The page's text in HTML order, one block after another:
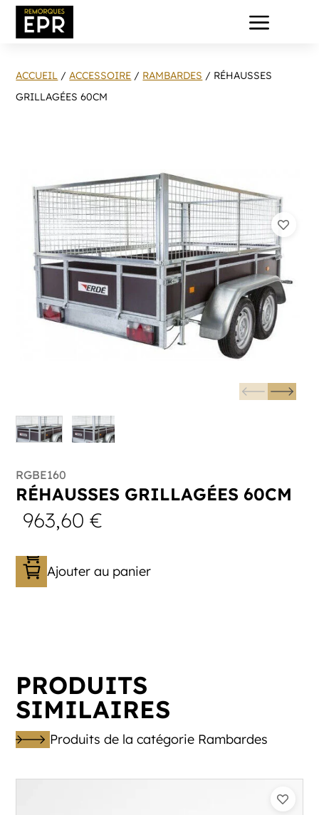
a
ACCUEIL /ACCESSOIRE / RAMBARDES / RÉHAUSSES
GRILLAGÉES 60CM
RGBE160
RÉHAUSSES GRILLAGÉES 60CM
963,60€
Ajouter au panier
PRODUITS
SIMILAIRES
Produits de la catégorie Rambardes